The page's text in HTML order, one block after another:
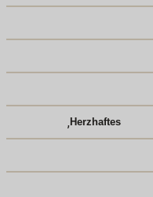
,Herzhaftes